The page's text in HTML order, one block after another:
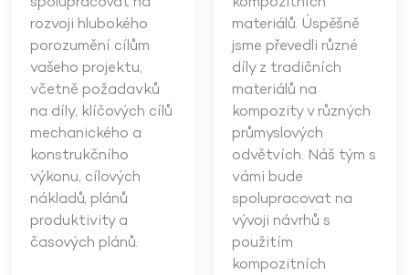
rozvoji hlubokého
porozumění cílům
vašeho projektu,
včetně požadavků
na díly, klíčových cílů
mechanického a
konstrukčního
výkonu, cílových
nákladů, plánů
produktivity a
časových plánů.
materiálů. Úspěšně
jsme převedli různé
díly z tradičních
materiálů na
kompozity v různých
průmyslových
odvětvích. Náš tým s
vámi bude
spolupracovat na
vývoji návrhů s
použitím
kompozitních